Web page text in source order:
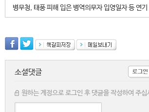
병무청, 태풍 피해 입은 병역의무자 입영일자 등 연기
소셜댓글
원하는 계정으로 로그인 후 댓글을 작성하여 주십